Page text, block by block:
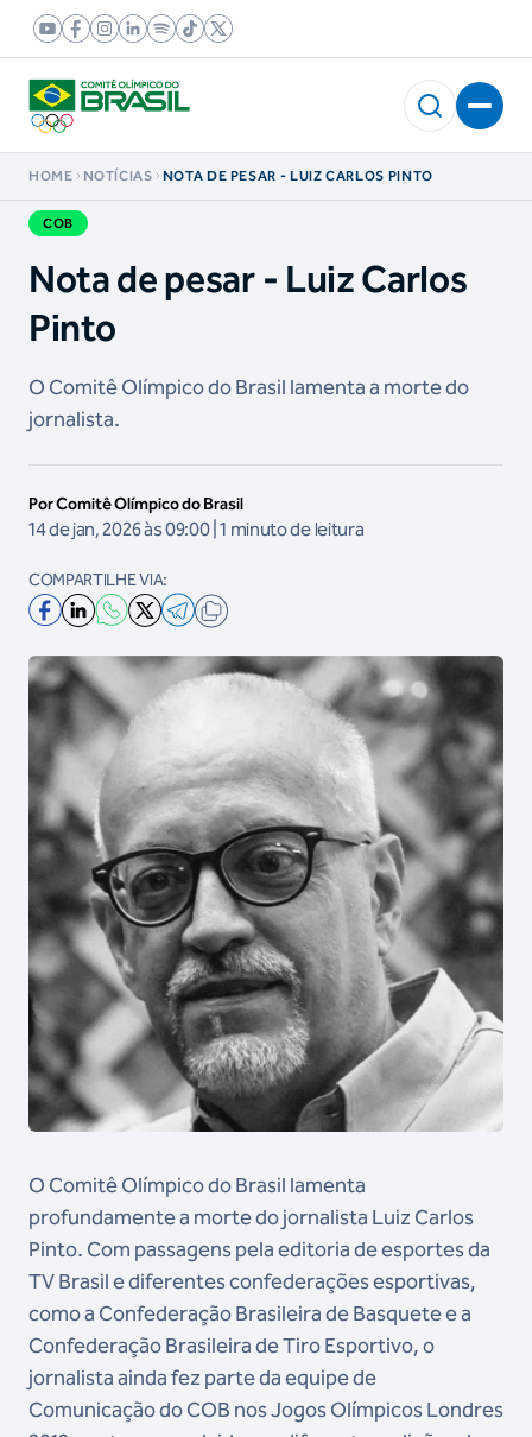
HOME NOTÍCIAS NOTA DE PESAR - LUIZ CARLOS PINTO
COB
Nota de pesar - Luiz Carlos
Pinto
O Comitê Olímpico do Brasil lamenta a morte do
jornalista.
Por Comitê Olímpico do Brasil
14 de jan, 2026 às 09:00 | 1 minuto de leitura
COMPARTILHE VIA:
O Comitê Olímpico do Brasil lamenta
profundamente a morte do jornalista Luiz Carlos
Pinto. Com passagens pela editoria de esportes da
TV Brasil e diferentes confederações esportivas,
como a Confederação Brasileira de Basquete e a
Confederação Brasileira de Tiro Esportivo, o
jornalista ainda fez parte da equipe de
Comunicação do COB nos Jogos Olímpicos Londres